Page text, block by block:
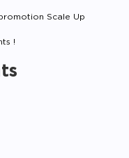
Scale Up
!